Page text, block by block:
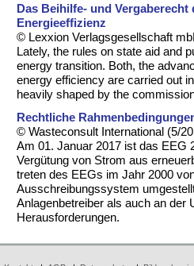
Das Beihilfe- und
Energieeffizienz
© Lexxion Verlagsgesellschaft
Lately, the rules on state aid and
energy transition. Both, the
energy efficiency are carried out
heavily shaped by the
Rechtliche
© Wasteconsult International (5/
Am 01. Januar 2017 ist das EEG
Vergütung von Strom aus
treten des EEGs im Jahr 2000
Ausschreibungssystem
Anlagenbetreiber als auch an der
Herausforderungen.